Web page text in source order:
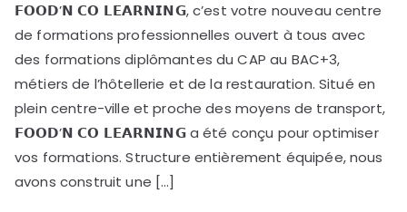
𝗙𝗢𝗢𝗗’𝗡 𝗖𝗢 𝗟𝗘𝗔𝗥𝗡𝗜𝗡𝗚, c’est votre nouveau centre
de formations professionnelles ouvert à tous avec
des formations diplômantes du CAP au BAC+3,
métiers de l’hôtellerie et de la restauration. Situé en
plein centre-ville et proche des moyens de transport,
𝗙𝗢𝗢𝗗’𝗡 𝗖𝗢 𝗟𝗘𝗔𝗥𝗡𝗜𝗡𝗚 a été conçu pour optimiser
vos formations. Structure entièrement équipée, nous
avons construit une […]